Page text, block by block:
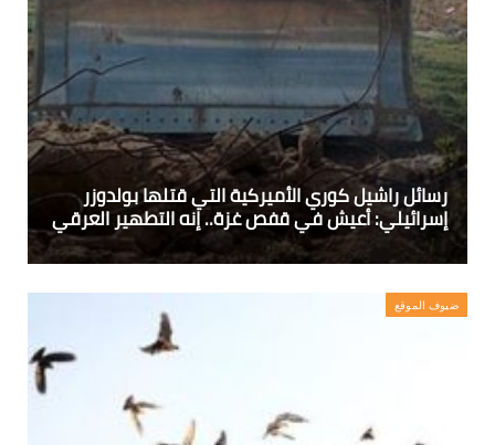
رسائل راشيل كوري الأميركية التي قتلها بولدوزر
إسرائيلي: أعيش في قفص غزة.. إنه التطهير العرقي
ضيوف الموقع